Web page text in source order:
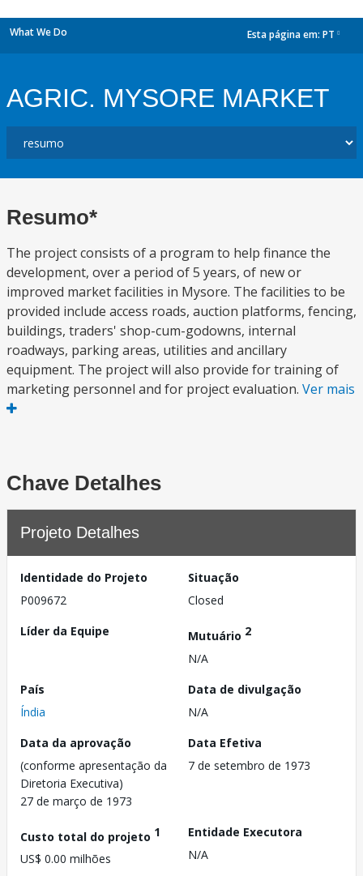
What We Do Esta página em: PT
AGRIC. MYSORE MARKET
Resumo*
The project consists of a program to help finance the
development, over a period of 5 years, of new or
improved market facilities in Mysore. The facilities to be
provided include access roads, auction platforms, fencing,
buildings, traders' shop-cum-godowns, internal
roadways, parking areas, utilities and ancillary
equipment. The project will also provide for training of
marketing personnel and for project evaluation. Ver mais
Chave Detalhes
Projeto Detalhes
Identidade do Projeto
P009672
Situação
Closed
Líder da Equipe
Mutuário 2
N/A
País
Índia
Data de divulgação
N/A
Data da aprovação
(conforme apresentação da
Diretoria Executiva)
27 de março de 1973
Data Efetiva
7 de setembro de 1973
Custo total do projeto 1
US$ 0.00 milhões
Entidade Executora
N/A